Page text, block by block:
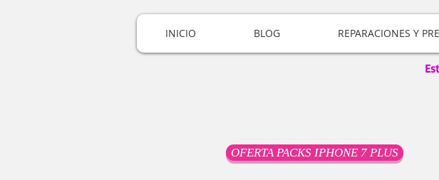
INICIO BLOG REPARACIONES Y
OFERTA PACKS IPHONE 7 PLUS